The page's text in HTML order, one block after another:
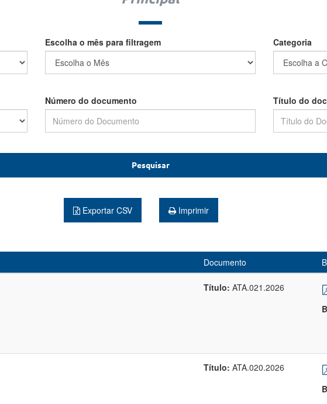
Escolha o mês para filtragem Categoria
Número do documento Título do
Pesquisar
Exportar CSV Imprimir
Documento
Título: ATA.021.2026
Título: ATA.020.2026